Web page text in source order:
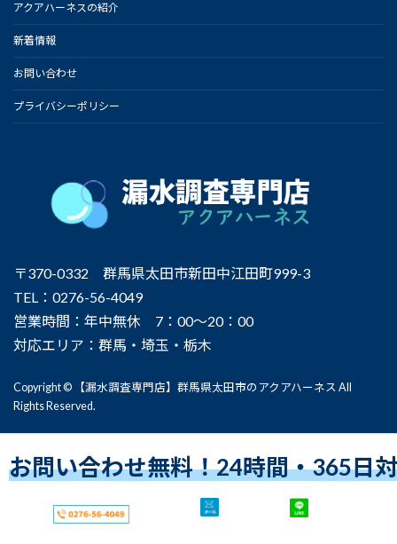
アクアハーネスの紹介
新着情報
お問い合わせ
プライバシーポリシー
〒370-0332 群馬県太田市新田中江田町999-3
TEL：0276-56-4049
営業時間：年中無休 7：00～20：00
対応エリア：群馬・埼玉・栃木
Copyright © 【漏水調査専門店】群馬県太田市のアクアハーネス All
Rights Reserved.
お問い合わせ無料！24時間・365日